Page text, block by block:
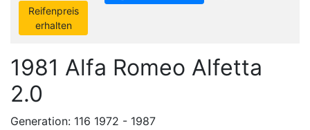
Reifenpreis
erhalten
1981 Alfa Romeo Alfetta
2.0
Generation: 116 1972 - 1987